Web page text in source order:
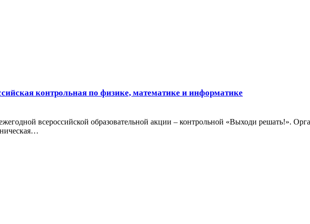
контрольная по физике, математике и информатике
всероссийской образовательной акции – контрольной «Выходи решать!».